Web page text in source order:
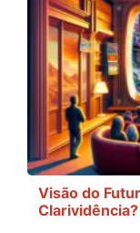
Visão do
Clarividência?